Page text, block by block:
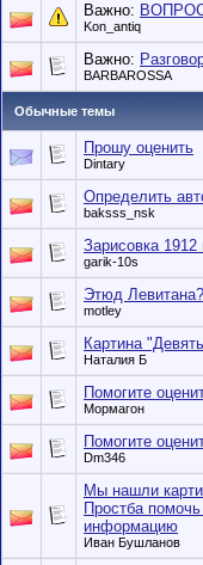
Важно:
Kon_antiq
Важно:
BARBAROSSA
Обычные темы
Прошу оценить
Dintary
Определить
baksss_nsk
Зарисовка 1912
garik-10s
Этюд Левитана?
motley
Картина
Наталия Б
Помогите
Мормагон
Помогите
Dm346
Мы нашли
Простба
информацию
Иван Бушланов